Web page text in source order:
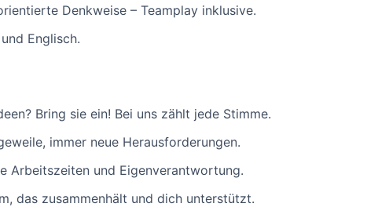
Denkweise – Teamplay inklusive.
Englisch.
Bring sie ein! Bei uns zählt jede Stimme.
immer neue Herausforderungen.
Arbeitszeiten und Eigenverantwortung.
das zusammenhält und dich unterstützt.